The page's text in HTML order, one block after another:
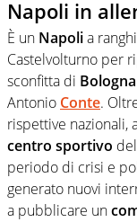
Napoli in
È un Napolia
Castelvolturno per
sconfitta di Bologna
Antonio Conte.
rispettive nazionali,
centro sportivo
periodo di crisi e
generato nuovi
a pubblicare un